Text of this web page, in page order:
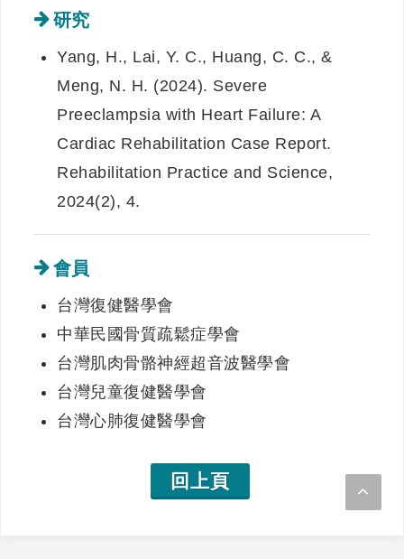
研究
Yang, H., Lai, Y. C., Huang, C. C., &
Meng, N. H. (2024). Severe
Preeclampsia with Heart Failure: A
Cardiac Rehabilitation Case Report.
Rehabilitation Practice and Science,
2024(2), 4.
會員
台灣復健醫學會
中華民國骨質疏鬆症學會
台灣肌肉骨骼神經超音波醫學會
台灣兒童復健醫學會
台灣心肺復健醫學會
回上頁